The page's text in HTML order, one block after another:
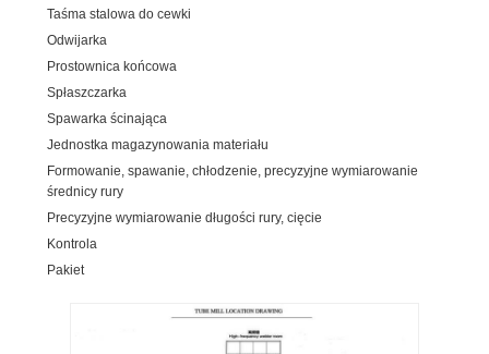
Taśma stalowa do cewki
Odwijarka
Prostownica końcowa
Spłaszczarka
Spawarka ścinająca
Jednostka magazynowania materiału
Formowanie, spawanie, chłodzenie, precyzyjne wymiarowanie
średnicy rury
Precyzyjne wymiarowanie długości rury, cięcie
Kontrola
Pakiet